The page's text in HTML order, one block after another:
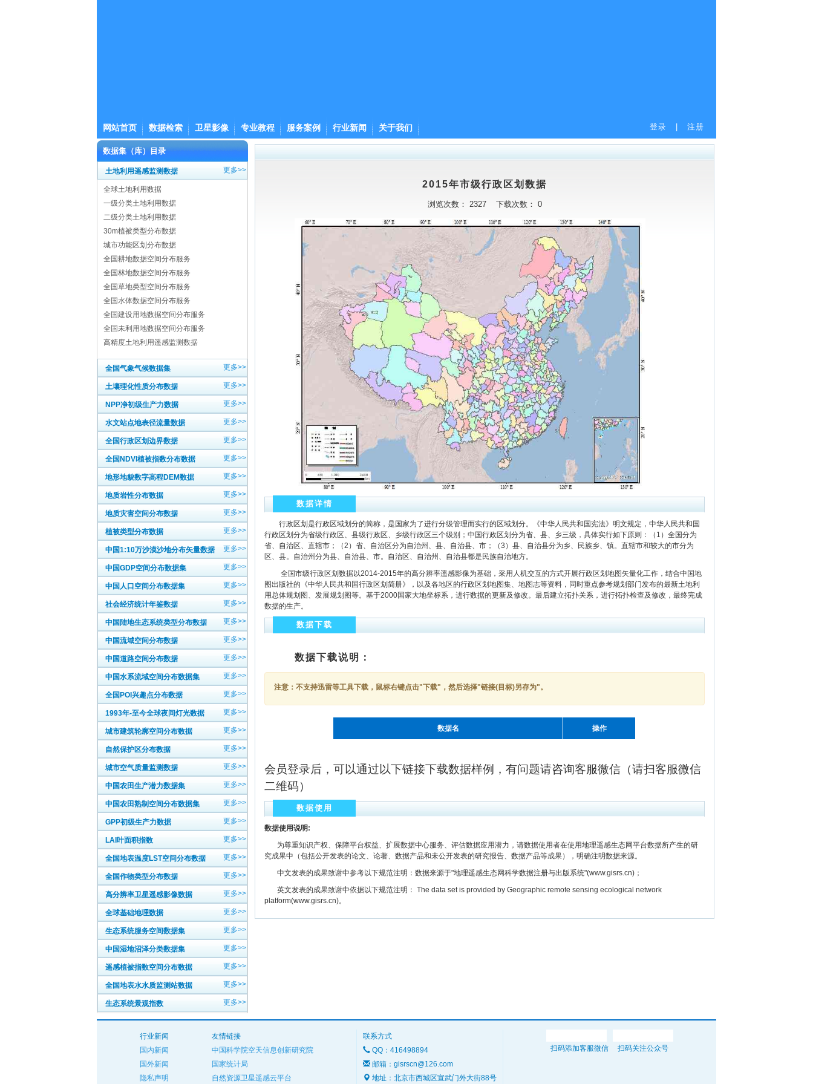
网站首页 数据检索 卫星影像 专业教程 服务案例 行业新闻 关于我们 登录 注册
数据集（库）目录
土地利用遥感监测数据 更多>>
全球土地利用数据
一级分类土地利用数据
二级分类土地利用数据
30m植被类型分布数据
城市功能区划分布数据
全国耕地数据空间分布服务
全国林地数据空间分布服务
全国草地类型空间分布服务
全国水体数据空间分布服务
全国建设用地数据空间分布服务
全国未利用地数据空间分布服务
高精度土地利用遥感监测数据
全国气象气候数据集 更多>>
土壤理化性质分布数据 更多>>
NPP净初级生产力数据 更多>>
水文站点地表径流量数据 更多>>
全国行政区划边界数据 更多>>
全国NDVI植被指数分布数据 更多>>
地形地貌数字高程DEM数据 更多>>
地质岩性分布数据 更多>>
地质灾害空间分布数据 更多>>
植被类型分布数据 更多>>
中国1:10万沙漠沙地分布矢量数据 更多>>
中国GDP空间分布数据集 更多>>
中国人口空间分布数据集 更多>>
社会经济统计年鉴数据 更多>>
中国陆地生态系统类型分布数据 更多>>
中国流域空间分布数据 更多>>
中国道路空间分布数据 更多>>
中国水系流域空间分布数据集 更多>>
全国POI兴趣点分布数据 更多>>
1993年-至今全球夜间灯光数据 更多>>
城市建筑轮廓空间分布数据 更多>>
自然保护区分布数据 更多>>
城市空气质量监测数据 更多>>
中国农田生产潜力数据集 更多>>
中国农田熟制空间分布数据集 更多>>
GPP初级生产力数据 更多>>
LAI叶面积指数 更多>>
全国地表温度LST空间分布数据 更多>>
全国作物类型分布数据 更多>>
高分辨率卫星遥感影像数据 更多>>
全球基础地理数据 更多>>
生态系统服务空间数据集 更多>>
中国湿地沼泽分类数据集 更多>>
遥感植被指数空间分布数据 更多>>
全国地表水水质监测站数据 更多>>
生态系统景观指数 更多>>
2015年市级行政区划数据
浏览次数： 2327下载次数： 0
数据详情
行政区划是行政区域划分的简称，是国家为了进行分级管理而实行的区域划分。《中华人民共和国宪法》明文规定，中华人民共和国
行政区划分为省级行政区、县级行政区、乡级行政区三个级别；中国行政区划分为省、县、乡三级，具体实行如下原则：（1）全国分为
省、自治区、直辖市；（2）省、自治区分为自治州、县、自治县、市；（3）县、自治县分为乡、民族乡、镇。直辖市和较大的市分为
区、县。自治州分为县、自治县、市。自治区、自治州、自治县都是民族自治地方。
全国市级行政区划数据以2014-2015年的高分辨率遥感影像为基础，采用人机交互的方式开展行政区划地图矢量化工作，结合中国地
图出版社的《中华人民共和国行政区划简册》，以及各地区的行政区划地图集、地图志等资料，同时重点参考规划部门发布的最新土地利
用总体规划图、发展规划图等。基于2000国家大地坐标系，进行数据的更新及修改。最后建立拓扑关系，进行拓扑检查及修改，最终完成
数据的生产。
数据下载
数据下载说明：
注意：不支持迅雷等工具下载，鼠标右键点击"下载"，然后选择"链接(目标)另存为"。
数据名 操作
会员登录后，可以通过以下链接下载数据样例，有问题请咨询客服微信（请扫客服微信
二维码）
数据使用
数据使用说明:
为尊重知识产权、保障平台权益、扩展数据中心服务、评估数据应用潜力，请数据使用者在使用地理遥感生态网平台数据所产生的研
究成果中（包括公开发表的论文、论著、数据产品和未公开发表的研究报告、数据产品等成果），明确注明数据来源。
中文发表的成果致谢中参考以下规范注明：数据来源于"地理遥感生态网科学数据注册与出版系统"(www.gisrs.cn)；
英文发表的成果致谢中依据以下规范注明： The data set is provided by Geographic remote sensing ecological network
platform(www.gisrs.cn)。
行业新闻
国内新闻
国外新闻
隐私声明
友情链接
中国科学院空天信息创新研究院
国家统计局
自然资源卫星遥感云平台
联系方式
QQ：416498894
邮箱：gisrscn@126.com
地址：北京市西城区宣武门外大街88号
扫码添加客服微信 扫码关注公众号